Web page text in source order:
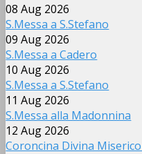
08 Aug 2026
S.Messa a S.Stefano
09 Aug 2026
S.Messa a Cadero
10 Aug 2026
S.Messa a S.Stefano
11 Aug 2026
S.Messa alla Madonnina
12 Aug 2026
Coroncina Divina